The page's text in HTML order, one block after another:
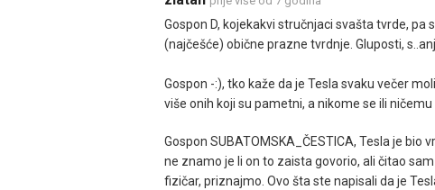
Gospon D, kojekakvi stručnjaci svašta tvrde,
(najčešće) obične prazne tvrdnje. Gluposti,
Gospon -:), tko kaže da je Tesla svaku večer
više onih koji su pametni, a nikome se ili ničemu
Gospon SUBATOMSKA_ČESTICA, Tesla je
ne znamo je li on to zaista govorio, ali čitao
fizičar, priznajmo. Ovo šta ste napisali da je